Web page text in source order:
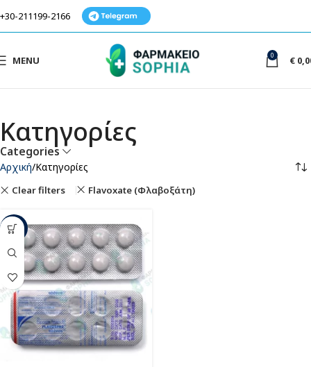
+30-211199-2166
MENU 0 €
Κατηγορίες
Categories
Αρχική Κατηγορίες
Clear filters Flavoxate (Φλαβοξάτη)
-33%